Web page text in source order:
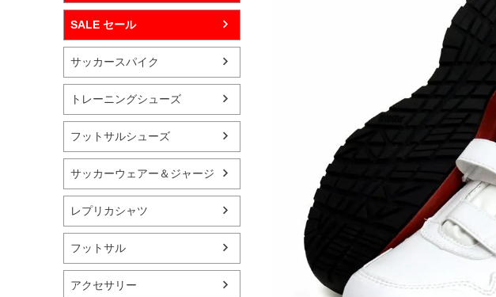
SALE セール
サッカースパイク
トレーニングシューズ
フットサルシューズ
サッカーウェアー＆ジャージ
レプリカシャツ
フットサル
アクセサリー